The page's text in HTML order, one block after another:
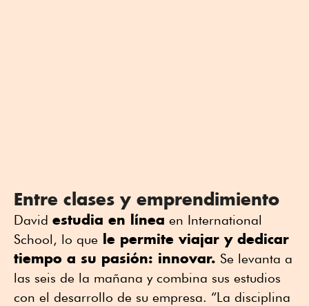
Entre clases y emprendimiento
David estudia en línea en International
School, lo que
le permite viajar y dedicar
tiempo a su pasión: innovar. Se levanta a
las seis de la mañana y combina sus estudios
con el desarrollo de su empresa. “La disciplina